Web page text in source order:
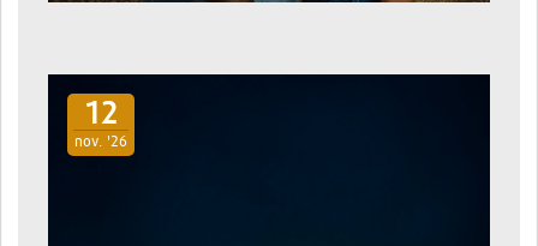
12
nov. '26